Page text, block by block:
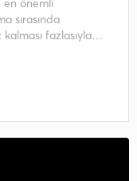
en önemli
sırasında
fazlasıyla